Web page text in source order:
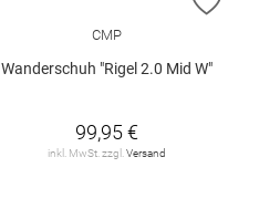
CMP
Wanderschuh "Rigel 2.0 Mid W"
99,95 €
inkl. MwSt. zzgl.Versand